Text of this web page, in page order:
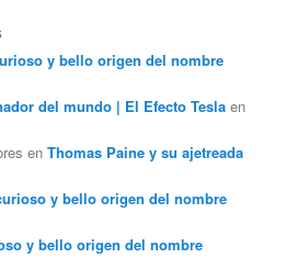
y bello origen del nombre
del mundo | El Efecto Tesla en
enThomas Paine y su ajetreada
y bello origen del nombre
y bello origen del nombre